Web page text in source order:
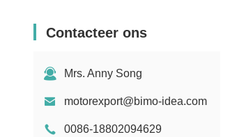
Contacteer ons
Mrs. Anny Song
motorexport@bimo-idea.com
0086-18802094629